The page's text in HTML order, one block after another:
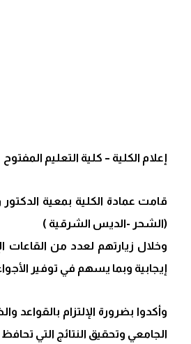
إعلام الكلية – كلية التعليم المفتوح
قامت عمادة الكلية بمعية
(الشحر -الديس الشرقية )
وخلال زيارتهم لعدد من القاعات
إيجابية وبما يسهم في توفير
وأكدوا بضرورة الإلتزام
الجامعي وتحقيق النتائج التي